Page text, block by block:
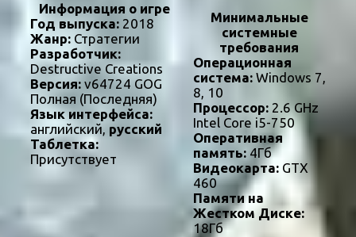
Информация о игре
Год выпуска: 2018
Жанр: Стратегии
Разработчик:
Destructive Creations
Версия: v64724 GOG
Полная (Последняя)
Язык интерфейса:
английский, русский
Таблетка:
Присутствует
Минимальные
системные
требования
Операционная
система:Windows 7,
8, 10
Процессор:2.6 GHz
Intel Core i5-750
Оперативная
память:4Гб
Видеокарта:GTX
460
Памяти на
Жестком Диске:
18Гб